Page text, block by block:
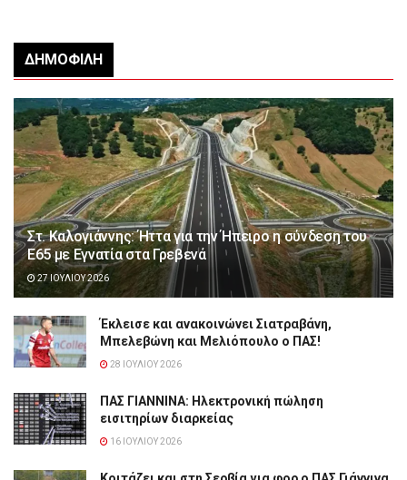
ΔΗΜΟΦΙΛΉ
Στ. Καλογιάννης: Ήττα για την Ήπειρο η σύνδεση του
Ε65 με Εγνατία στα Γρεβενά
27 ΙΟΥΛΊΟΥ 2026
Έκλεισε και ανακοινώνει Σιατραβάνη,
Μπελεβώνη και Μελιόπουλο ο ΠΑΣ!
28 ΙΟΥΛΊΟΥ 2026
ΠΑΣ ΓΙΑΝΝΙΝΑ: Hλεκτρονική πώληση
εισιτηρίων διαρκείας
16 ΙΟΥΛΊΟΥ 2026